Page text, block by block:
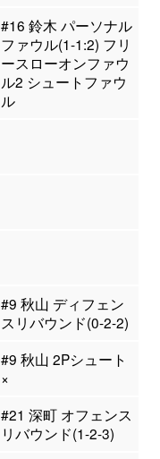
#16 鈴木 パーソナル
ファウル(1-1:2) フリ
ースローオンファウ
ル2 シュートファウ
ル
#9 秋山 ディフェン
スリバウンド(0-2-2)
#9 秋山 2Pシュート
×
#21 深町 オフェンス
リバウンド(1-2-3)